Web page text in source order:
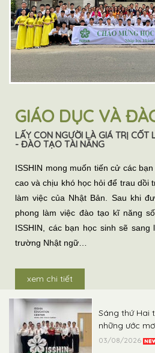
GIÁO DỤC VÀ
LẤY CON NGƯỜI LÀ GIÁ TRỊ
- ĐÀO TẠO TÀI NĂNG
ISSHIN mong muốn tiến cử các
cao và chịu khó học hỏi để trau dồi
làm việc của Nhật Bản. Sau khi
phong làm việc đào tạo kĩ năng
ISSHIN, các bạn học sinh sẽ
trường Nhật ngữ…
xem chi tiết
Sáng thứ Hai
những ước
03/08/2026